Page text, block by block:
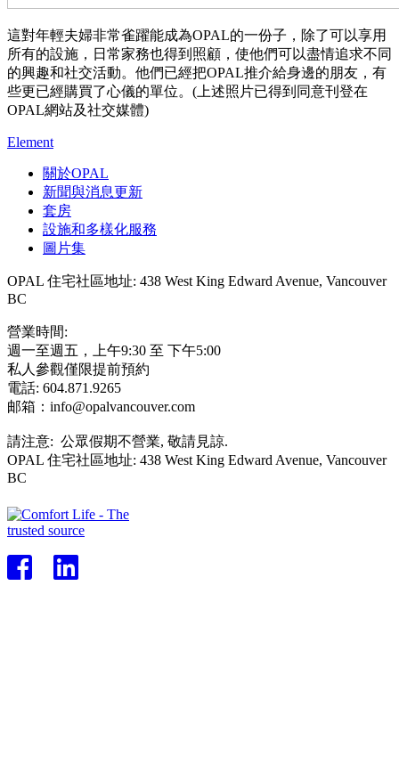
這對年輕夫婦非常雀躍能成為OPAL的一份子，除了可以享用
所有的設施，日常家務也得到照顧，使他們可以盡情追求不同
的興趣和社交活動。他們已經把OPAL推介給身邊的朋友，有
些更已經購買了心儀的單位。(上述照片已得到同意刊登在
OPAL網站及社交媒體)
Element
關於OPAL
新聞與消息更新
套房
設施和多樣化服務
圖片集
OPAL 住宅社區地址: 438 West King Edward Avenue, Vancouver
BC
營業時間:
週一至週五，上午9:30 至 下午5:00
私人參觀僅限提前預約
電話: 604.871.9265
邮箱：info@opalvancouver.com
請注意: 公眾假期不營業, 敬請見諒.
OPAL 住宅社區地址: 438 West King Edward Avenue, Vancouver
BC